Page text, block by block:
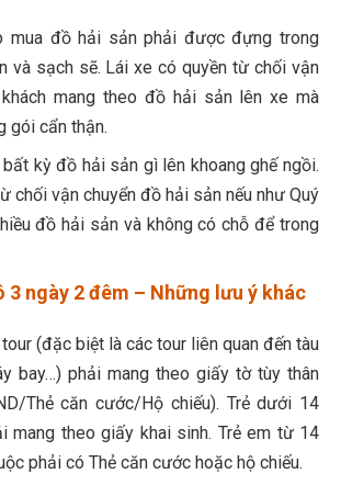
đồ hải sản phải được đựng trong
và sạch sẽ. Lái xe có quyền từ chối vận
khách mang theo đồ hải sản lên xe mà
gói cẩn thận.
kỳ đồ hải sản gì lên khoang ghế ngồi.
chối vận chuyển đồ hải sản nếu như Quý
đồ hải sản và không có chỗ để trong
3 ngày 2 đêm – Những lưu ý khác
(đặc biệt là các tour liên quan đến tàu
bay…) phải mang theo giấy tờ tùy thân
Thẻ căn cước/Hộ chiếu). Trẻ dưới 14
mang theo giấy khai sinh. Trẻ em từ 14
phải có Thẻ căn cước hoặc hộ chiếu.